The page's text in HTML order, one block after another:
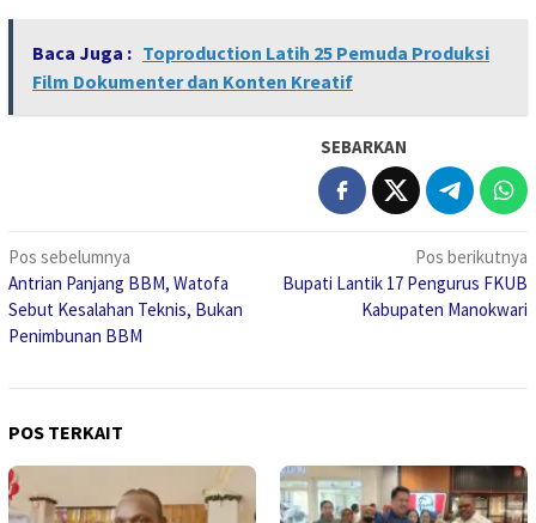
Baca Juga : Toproduction Latih 25 Pemuda Produksi
Film Dokumenter dan Konten Kreatif
SEBARKAN
Navigasi
pos
Pos sebelumnya
Antrian Panjang BBM, Watofa
Sebut Kesalahan Teknis, Bukan
Penimbunan BBM
Pos berikutnya
Bupati Lantik 17 Pengurus FKUB
Kabupaten Manokwari
POS TERKAIT